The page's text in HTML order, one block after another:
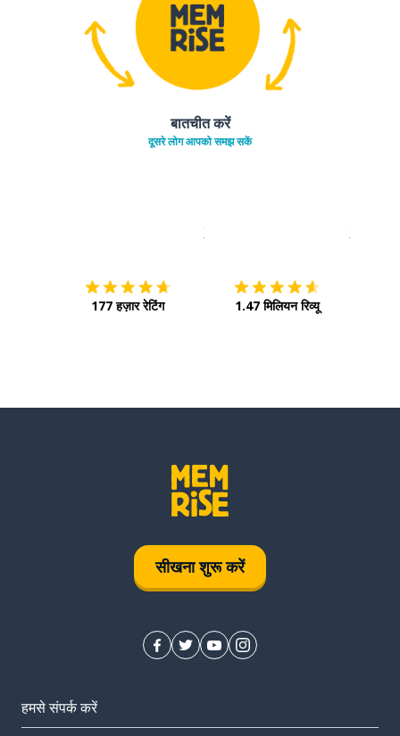
बातचीत करें
दूसरे लोग आपको समझ सकें
इस पर डाउनलोड करें ऐप स्टोर
177 हज़ार रेटिंग
इसे चालू
1.47 मिलियन रिव्यू
सीखना शुरू करें
हमसे संपर्क करें